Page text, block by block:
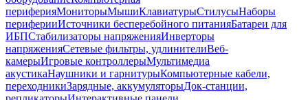
периферияМониторыМышиКлавиатурыСтилусыНаборы
периферииИсточники бесперебойного питанияБатареи для
ИБПСтабилизаторы напряженияИнверторы
напряженияСетевые фильтры, удлинителиВеб-
камерыИгровые контроллерыМультимедиа
акустикаНаушники и гарнитурыКомпьютерные кабели,
переходникиЗарядные, аккумуляторыДок-станции,